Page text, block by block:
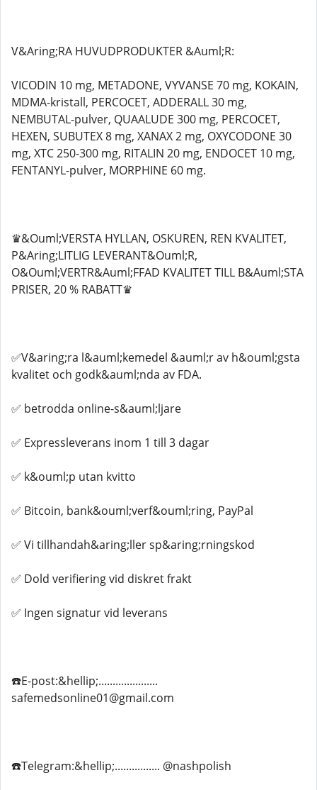
V&Aring;RA HUVUDPRODUKTER &Auml;R:
VICODIN 10 mg, METADONE, VYVANSE 70 mg, KOKAIN,
MDMA-kristall, PERCOCET, ADDERALL 30 mg,
NEMBUTAL-pulver, QUAALUDE 300 mg, PERCOCET,
HEXEN, SUBUTEX 8 mg, XANAX 2 mg, OXYCODONE 30
mg, XTC 250-300 mg, RITALIN 20 mg, ENDOCET 10 mg,
FENTANYL-pulver, MORPHINE 60 mg.
♛&Ouml;VERSTA HYLLAN, OSKUREN, REN KVALITET,
P&Aring;LITLIG LEVERANT&Ouml;R,
O&Ouml;VERTR&Auml;FFAD KVALITET TILL B&Auml;STA
PRISER, 20 % RABATT♛
✅V&aring;ra l&auml;kemedel &auml;r av h&ouml;gsta
kvalitet och godk&auml;nda av FDA.
✅ betrodda online-s&auml;ljare
✅ Expressleverans inom 1 till 3 dagar
✅ k&ouml;p utan kvitto
✅ Bitcoin, bank&ouml;verf&ouml;ring, PayPal
✅ Vi tillhandah&aring;ller sp&aring;rningskod
✅ Dold verifiering vid diskret frakt
✅ Ingen signatur vid leverans
☎️E-post:&hellip;.....................
safemedsonline01@gmail.com
☎️Telegram:&hellip;................ @nashpolish